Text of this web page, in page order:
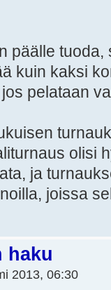
päälle
kuin kaksi
pelataan
olisi
ja
joissa
haku
2013, 06:30